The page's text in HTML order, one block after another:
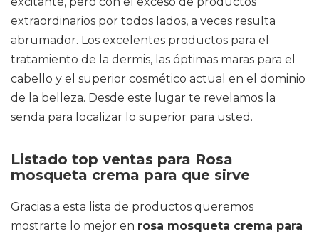
extraordinarios por todos lados, a veces resulta
abrumador. Los excelentes productos para el
tratamiento de la dermis, las óptimas maras para el
cabello y el superior cosmético actual en el dominio
de la belleza. Desde este lugar te revelamos la
senda para localizar lo superior para usted.
Listado top ventas para Rosa
mosqueta crema para que sirve
Gracias a esta lista de productos queremos
mostrarte lo mejor en rosa mosqueta crema para